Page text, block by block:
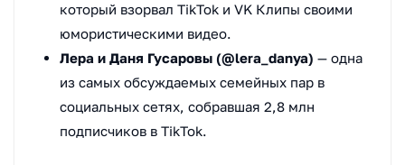
который взорвал TikTok и VK Клипы своими
юмористическими видео.
Лера и Даня Гусаровы (@lera_danya) — одна
из самых обсуждаемых семейных пар в
социальных сетях, собравшая 2,8 млн
подписчиков в TikTok.